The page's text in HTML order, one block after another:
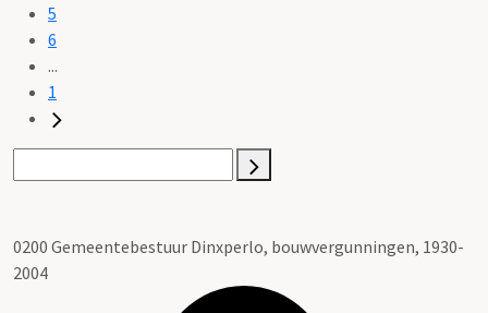
5
6
...
1
0200 Gemeentebestuur Dinxperlo, bouwvergunningen, 1930-
2004